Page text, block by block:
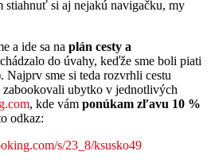
stiahnuť si aj nejakú navigačku, my
a ide sa na plán cesty a
do úvahy, keďže sme boli piati
Najprv sme si teda rozvrhli cestu
zabookovali ubytko v jednotlivých
, kde vám ponúkam zľavu 10 %
odkaz:
s/23_8/ksusko49